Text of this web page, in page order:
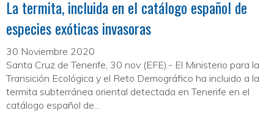
La termita, incluida en el catálogo español de
especies exóticas invasoras
30 Noviembre 2020
Santa Cruz de Tenerife, 30 nov (EFE).- El Ministerio para la
Transición Ecológica y el Reto Demográfico ha incluido a la
termita subterránea oriental detectada en Tenerife en el
catálogo español de...